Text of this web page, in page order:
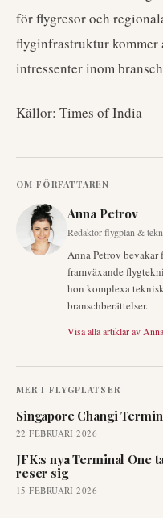
för flygresor och
flyginfrastruktur kommer
intressenter inom
Källor: Times of India
OM FÖRFATTAREN
Anna Petrov
Redaktör flygplan &
Anna Petrov
framväxande
hon komplexa
branschberättelser.
Visa alla artiklar av
MER I FLYGPLATSER
Singapore Changi
22 FEBRUARI 2026
JFK:s nya Terminal One
reser sig
15 FEBRUARI 2026